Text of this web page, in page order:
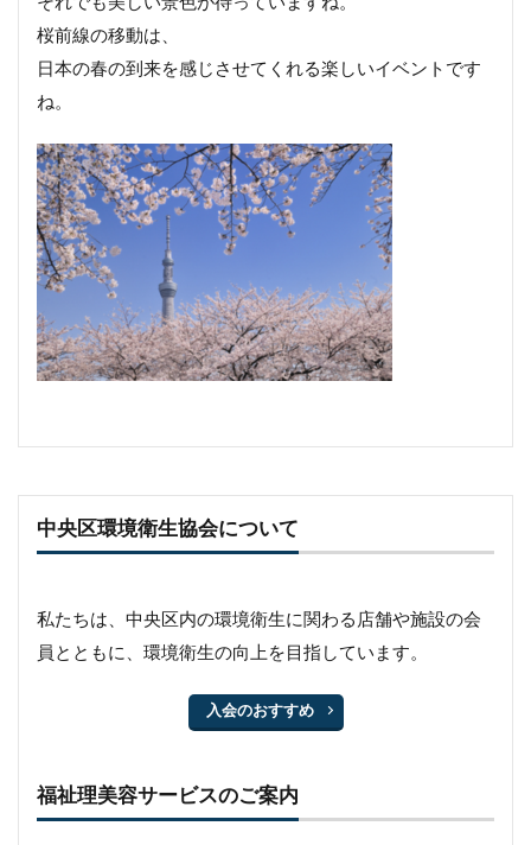
桜前線の移動は、
日本の春の到来を感じさせてくれる楽しいイベントです
ね。
中央区環境衛生協会について
私たちは、中央区内の環境衛生に関わる店舗や施設の会
員とともに、環境衛生の向上を目指しています。
入会のおすすめ
福祉理美容サービスのご案内